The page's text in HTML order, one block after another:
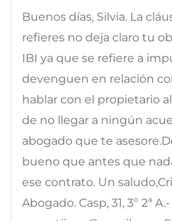
Buenos días, Silvia. La
refieres no deja claro tu
IBI ya que se refiere a
devenguen en relación
hablar con el propietario
de no llegar a ningún
abogado que te
bueno que antes que
ese contrato. Un
Abogado. Casp, 31, 3º 2ª